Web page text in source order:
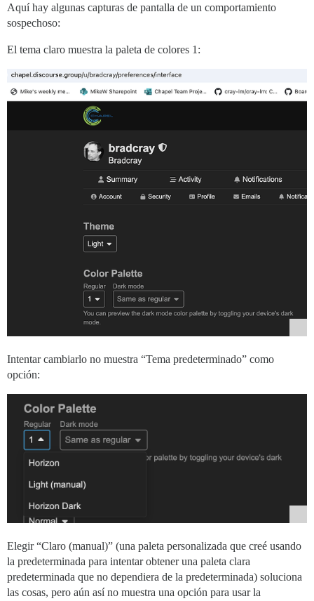
Aquí hay algunas capturas de pantalla de un comportamiento
sospechoso:
El tema claro muestra la paleta de colores 1:
Intentar cambiarlo no muestra “Tema predeterminado” como
opción:
Elegir “Claro (manual)” (una paleta personalizada que creé usando
la predeterminada para intentar obtener una paleta clara
predeterminada que no dependiera de la predeterminada) soluciona
las cosas, pero aún así no muestra una opción para usar la